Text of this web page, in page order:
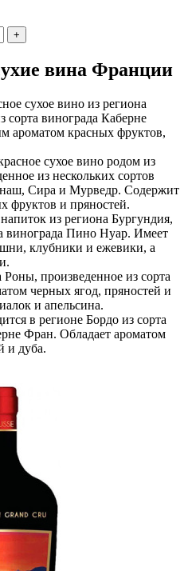
+
вина Франции
сухое вино из региона
сорта винограда Каберне
ароматом красных фруктов,
сухое вино родом из
из нескольких сортов
Сира и Мурведр. Содержит
фруктов и пряностей.
из региона Бургундия,
винограда Пино Нуар. Имеет
клубники и ежевики, а
произведенное из сорта
черных ягод, пряностей и
и апельсина.
в регионе Бордо из сорта
Фран. Обладает ароматом
и дуба.